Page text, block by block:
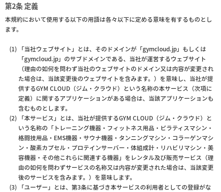
第2条 定義
本規約において使用する以下の用語は各々以下に定める意味を有するものとし
ます。
「当社ウェブサイト」とは、そのドメインが「gymcloud.jp」もしくは
「gymcloud.jp」のサブドメインである、当社が運営するウェブサイト
（理由の如何を問わず当社のウェブサイトのドメイン又は内容が変更され
た場合は、当該変更後のウェブサイトを含みます。）を意味し、当社が提
供するGYM CLOUD（ジム・クラウド）という名称の本サービス（次項に
定義）に関するアプリケーションがある場合は、当該アプリケーションも
含むものとします。
「本サービス」とは、当社が提供するGYM CLOUD（ジム・クラウド）と
いう名称の「トレーニング機器・フィットネス用品・ピラティスマシン・
格闘技用品・EMS機器・サウナ機器・タンニングマシン・コラーゲンマシ
ン・酸素カプセル・プロテインサーバー・体組成計・リハビリマシン・美
容機器・その他これらに関連する機器」をレンタル及び販売サービス（理
由の如何を問わずサービスの名称又は内容が変更された場合は、当該変更
後のサービスを含みます。）を意味します。
「ユーザー」とは、第3条に基づき本サービスの利用者としての登録がな